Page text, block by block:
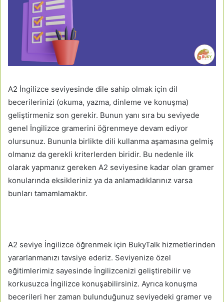
A2 İngilizce seviyesinde dile sahip olmak için dil
becerilerinizi (okuma, yazma, dinleme ve konuşma)
geliştirmeniz son gerekir. Bunun yanı sıra bu seviyede
genel İngilizce gramerini öğrenmeye devam ediyor
olursunuz. Bununla birlikte dili kullanma aşamasına gelmiş
olmanız da gerekli kriterlerden biridir. Bu nedenle ilk
olarak yapmanız gereken A2 seviyesine kadar olan gramer
konularında eksikleriniz ya da anlamadıklarınız varsa
bunları tamamlamaktır.
A2 seviye İngilizce öğrenmek için BukyTalk hizmetlerinden
yararlanmanızı tavsiye ederiz. Seviyenize özel
eğitimlerimiz sayesinde İngilizcenizi geliştirebilir ve
korkusuzca İngilizce konuşabilirsiniz. Ayrıca konuşma
becerileri her zaman bulunduğunuz seviyedeki gramer ve